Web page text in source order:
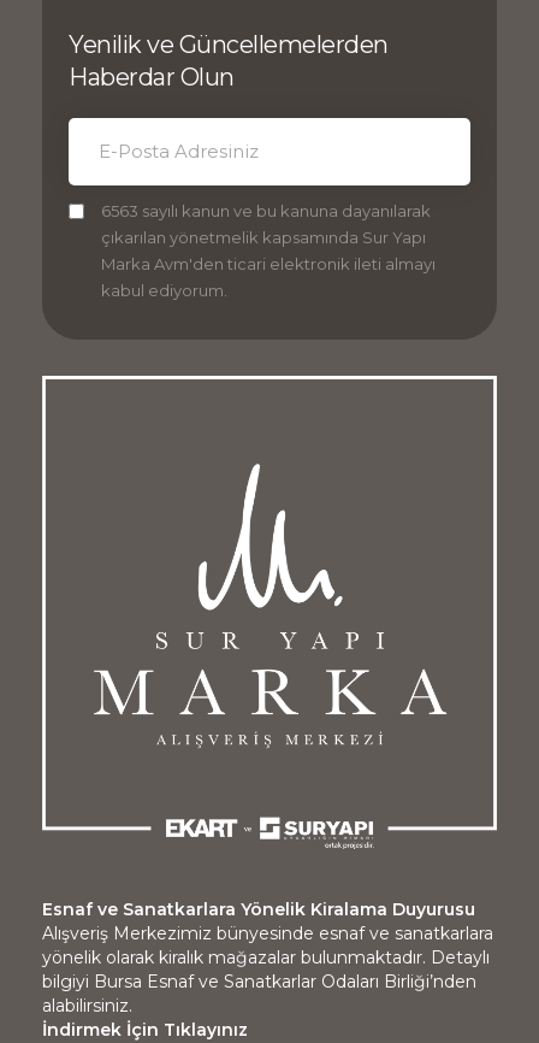
Yenilik ve Güncellemelerden
Haberdar Olun
6563 sayılı kanun ve bu kanuna dayanılarak
çıkarılan yönetmelik kapsamında Sur Yapı
Marka Avm'den ticari elektronik ileti almayı
kabul ediyorum.
Esnaf ve Sanatkarlara Yönelik Kiralama Duyurusu
Alışveriş Merkezimiz bünyesinde esnaf ve sanatkarlara
yönelik olarak kiralık mağazalar bulunmaktadır. Detaylı
bilgiyi Bursa Esnaf ve Sanatkarlar Odaları Birliği’nden
alabilirsiniz.
İndirmek İçin Tıklayınız